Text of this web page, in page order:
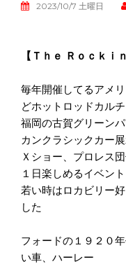
2023/10/7 土曜日
【Ｔｈｅ Ｒｏｃｋｉ
毎年開催してるアメ
どホットロッドカル
福岡の古賀グリーン
カンクラシックカー
Ｘショー、プロレス
１日楽しめるイベント
若い時はロカビリー
した
フォードの１９２０
い車、ハーレー